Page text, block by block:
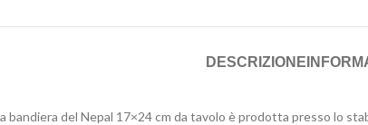
DESCRIZIONE
a bandiera del Nepal 17×24 cm da tavolo è prodotta presso lo